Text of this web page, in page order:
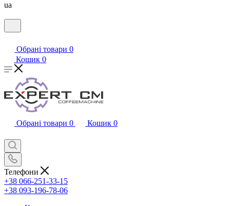
ua
Обрані товари 0
Кошик 0
Обрані товари 0 Кошик 0
Телефони
+38 066-251-33-15
+38 093-196-78-06